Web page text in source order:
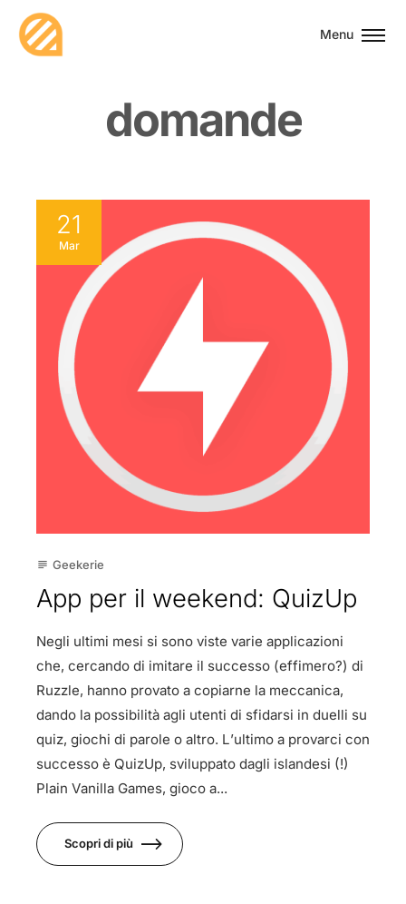
Menu
domande
21
Mar
subject Geekerie
App per il weekend: QuizUp
Negli ultimi mesi si sono viste varie applicazioni
che, cercando di imitare il successo (effimero?) di
Ruzzle, hanno provato a copiarne la meccanica,
dando la possibilità agli utenti di sfidarsi in duelli su
quiz, giochi di parole o altro. L’ultimo a provarci con
successo è QuizUp, sviluppato dagli islandesi (!)
Plain Vanilla Games, gioco a...
Scopri di più